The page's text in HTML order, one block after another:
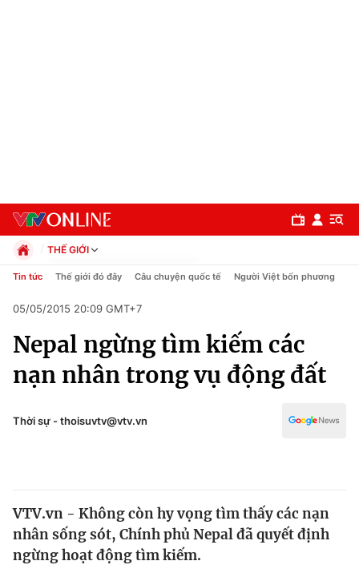
Chuyên mục
Chính trị
Thế giới
THẾ GIỚI
Chính trị
Pháp luật
Kinh tế
Thể thao
Truyền hình
Y tế
Tin tức Thế giới đó đây Câu chuyện quốc tế Người Việt bốn phương
05/05/2015 20:09 GMT+7
Nepal ngừng tìm kiếm các
nạn nhân trong vụ động đất
Thời sự - thoisuvtv@vtv.vn
VTV.vn - Không còn hy vọng tìm thấy các nạn
nhân sống sót, Chính phủ Nepal đã quyết định
ngừng hoạt động tìm kiếm.